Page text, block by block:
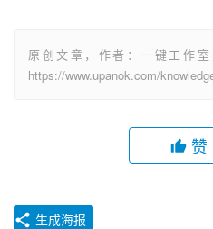
原创文章，作者：一键工作室
https://www.upanok.com/
赞
生成海报